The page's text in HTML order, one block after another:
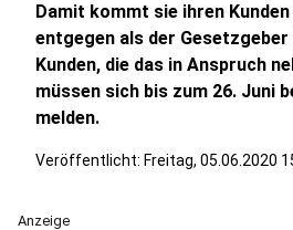
Damit kommt sie ihren
entgegen als der
Kunden, die das in Anspruch
müssen sich bis zum 26. Juni
melden.
Veröffentlicht: Freitag, 05.06.2020
Anzeige